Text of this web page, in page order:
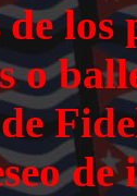
los
o
de